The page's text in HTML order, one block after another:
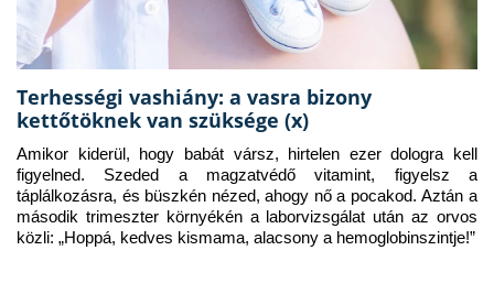
Terhességi vashiány: a vasra bizony
kettőtöknek van szüksége (x)
Amikor kiderül, hogy babát vársz, hirtelen ezer dologra kell
figyelned. Szeded a magzatvédő vitamint, figyelsz a
táplálkozásra, és büszkén nézed, ahogy nő a pocakod. Aztán a
második trimeszter környékén a laborvizsgálat után az orvos
közli: „Hoppá, kedves kismama, alacsony a hemoglobinszintje!”